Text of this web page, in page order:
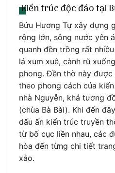
Kiến trúc độc đáo tại
Bửu Hương Tự xây dựng
rộng lớn, sông nước yên
quanh đền trồng rất
lá xum xuê, cành rũ
phong. Đền thờ này
theo phong cách của
nhà Nguyễn, khá tương
(chùa Bà Bài). Khi đến
dấu ấn kiến trúc truyền
từ bố cục liền nhau, các
hòa đến từng chi tiết
xảo.